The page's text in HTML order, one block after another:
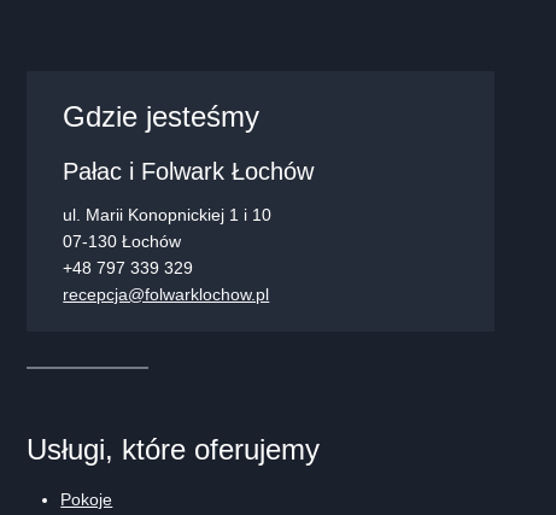
Gdzie jesteśmy
Pałac i Folwark Łochów
ul. Marii Konopnickiej 1 i 10
07-130 Łochów
+48 797 339 329
recepcja@folwarklochow.pl
Usługi, które oferujemy
Pokoje